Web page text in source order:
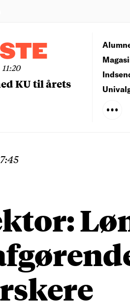
11:20
KU til årets